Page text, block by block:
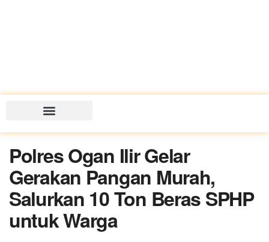
Polres Ogan Ilir Gelar
Gerakan Pangan Murah,
Salurkan 10 Ton Beras SPHP
untuk Warga